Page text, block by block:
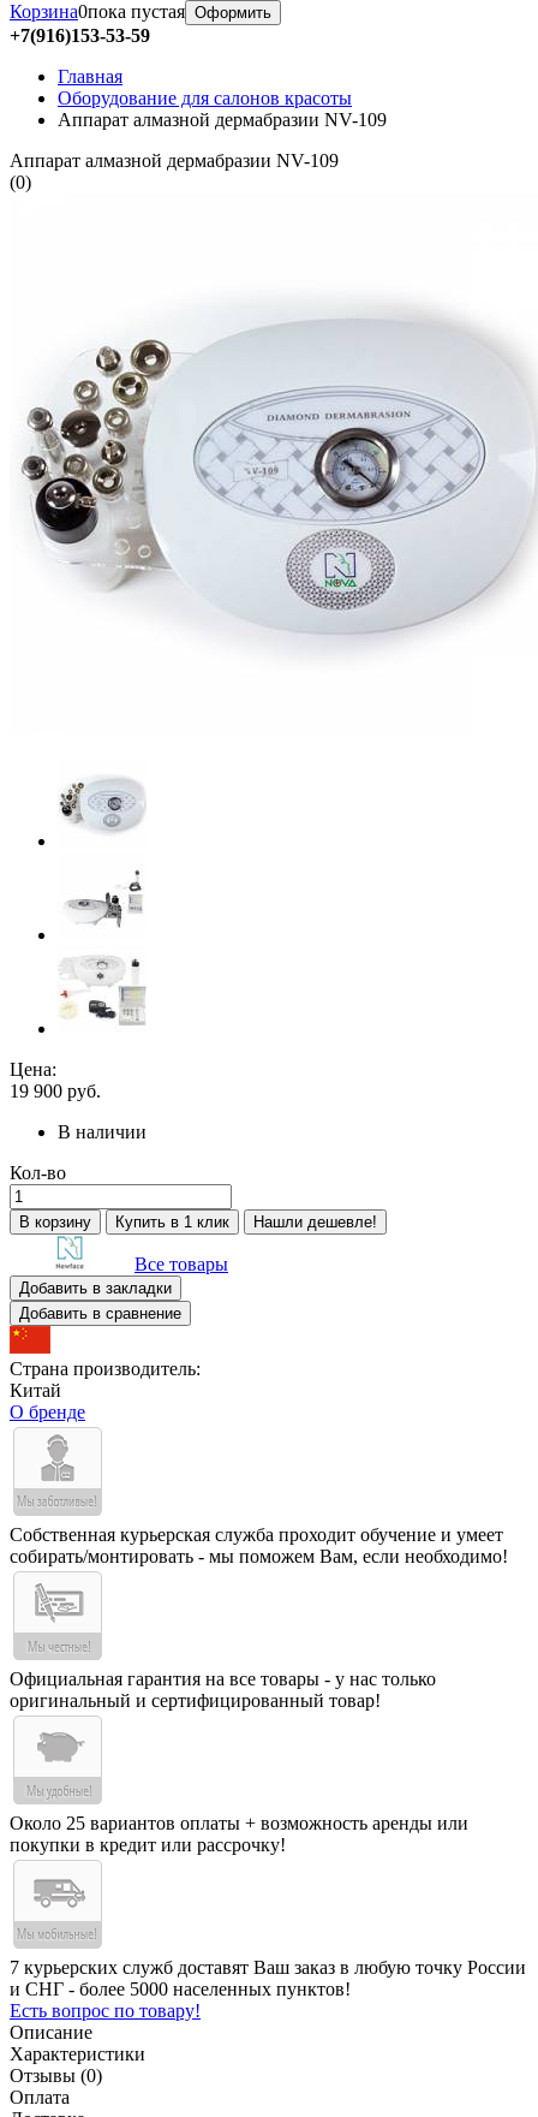
Корзина0пока пустая Оформить
+7(916)153-53-59
Главная
Оборудование для салонов красоты
Аппарат алмазной дермабразии NV-109
Аппарат алмазной дермабразии NV-109
(0)
Цена:
19 900 руб.
В наличии
Кол-во
В корзину Купить в 1 клик Нашли дешевле!
Все товары
Добавить в закладки
Добавить в сравнение
Страна производитель:
Китай
О бренде
Собственная курьерская служба проходит обучение и умеет
собирать/монтировать - мы поможем Вам, если необходимо!
Официальная гарантия на все товары - у нас только
оригинальный и сертифицированный товар!
Около 25 вариантов оплаты + возможность аренды или
покупки в кредит или рассрочку!
7 курьерских служб доставят Ваш заказ в любую точку России
и СНГ - более 5000 населенных пунктов!
Есть вопрос по товару!
Описание
Характеристики
Отзывы (0)
Оплата